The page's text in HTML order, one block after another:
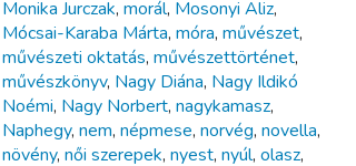
Monika Jurczak, morál, Mosonyi Aliz,
Mócsai-Karaba Márta, móra, művészet,
művészeti oktatás, művészettörténet,
művészkönyv, Nagy Diána, Nagy Ildikó
Noémi, Nagy Norbert, nagykamasz,
Naphegy, nem, népmese, norvég, novella,
növény, női szerepek, nyest, nyúl, olasz,